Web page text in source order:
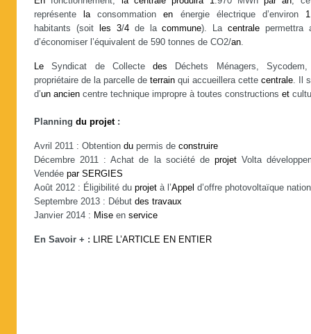
représente
laconsommationen énergie électrique d’environ 1
habitants (soit
les 3/4de lacommune). Lacentrale permettra
d’économiser l’équivalent de 590 tonnes de CO2/an.
Le Syndicat de Collecte des Déchets Ménagers,
propriétaire de la parcelle de terrain qui accueillera cette centrale. Il
d’un ancien centre technique impropre à toutes constructions et
Planning du projet:
Avril 2011 : Obtention du permis de construire
Décembre 2011 : Achat de la société de projetVolta
Vendée par SERGIES
Août 2012 : Éligibilité du projet à l’Appel d’offre photovoltaïque
Septembre 2013 : Début des travaux
Janvier 2014 : Mise en service
En Savoir + : LIRE L’ARTICLE EN ENTIER